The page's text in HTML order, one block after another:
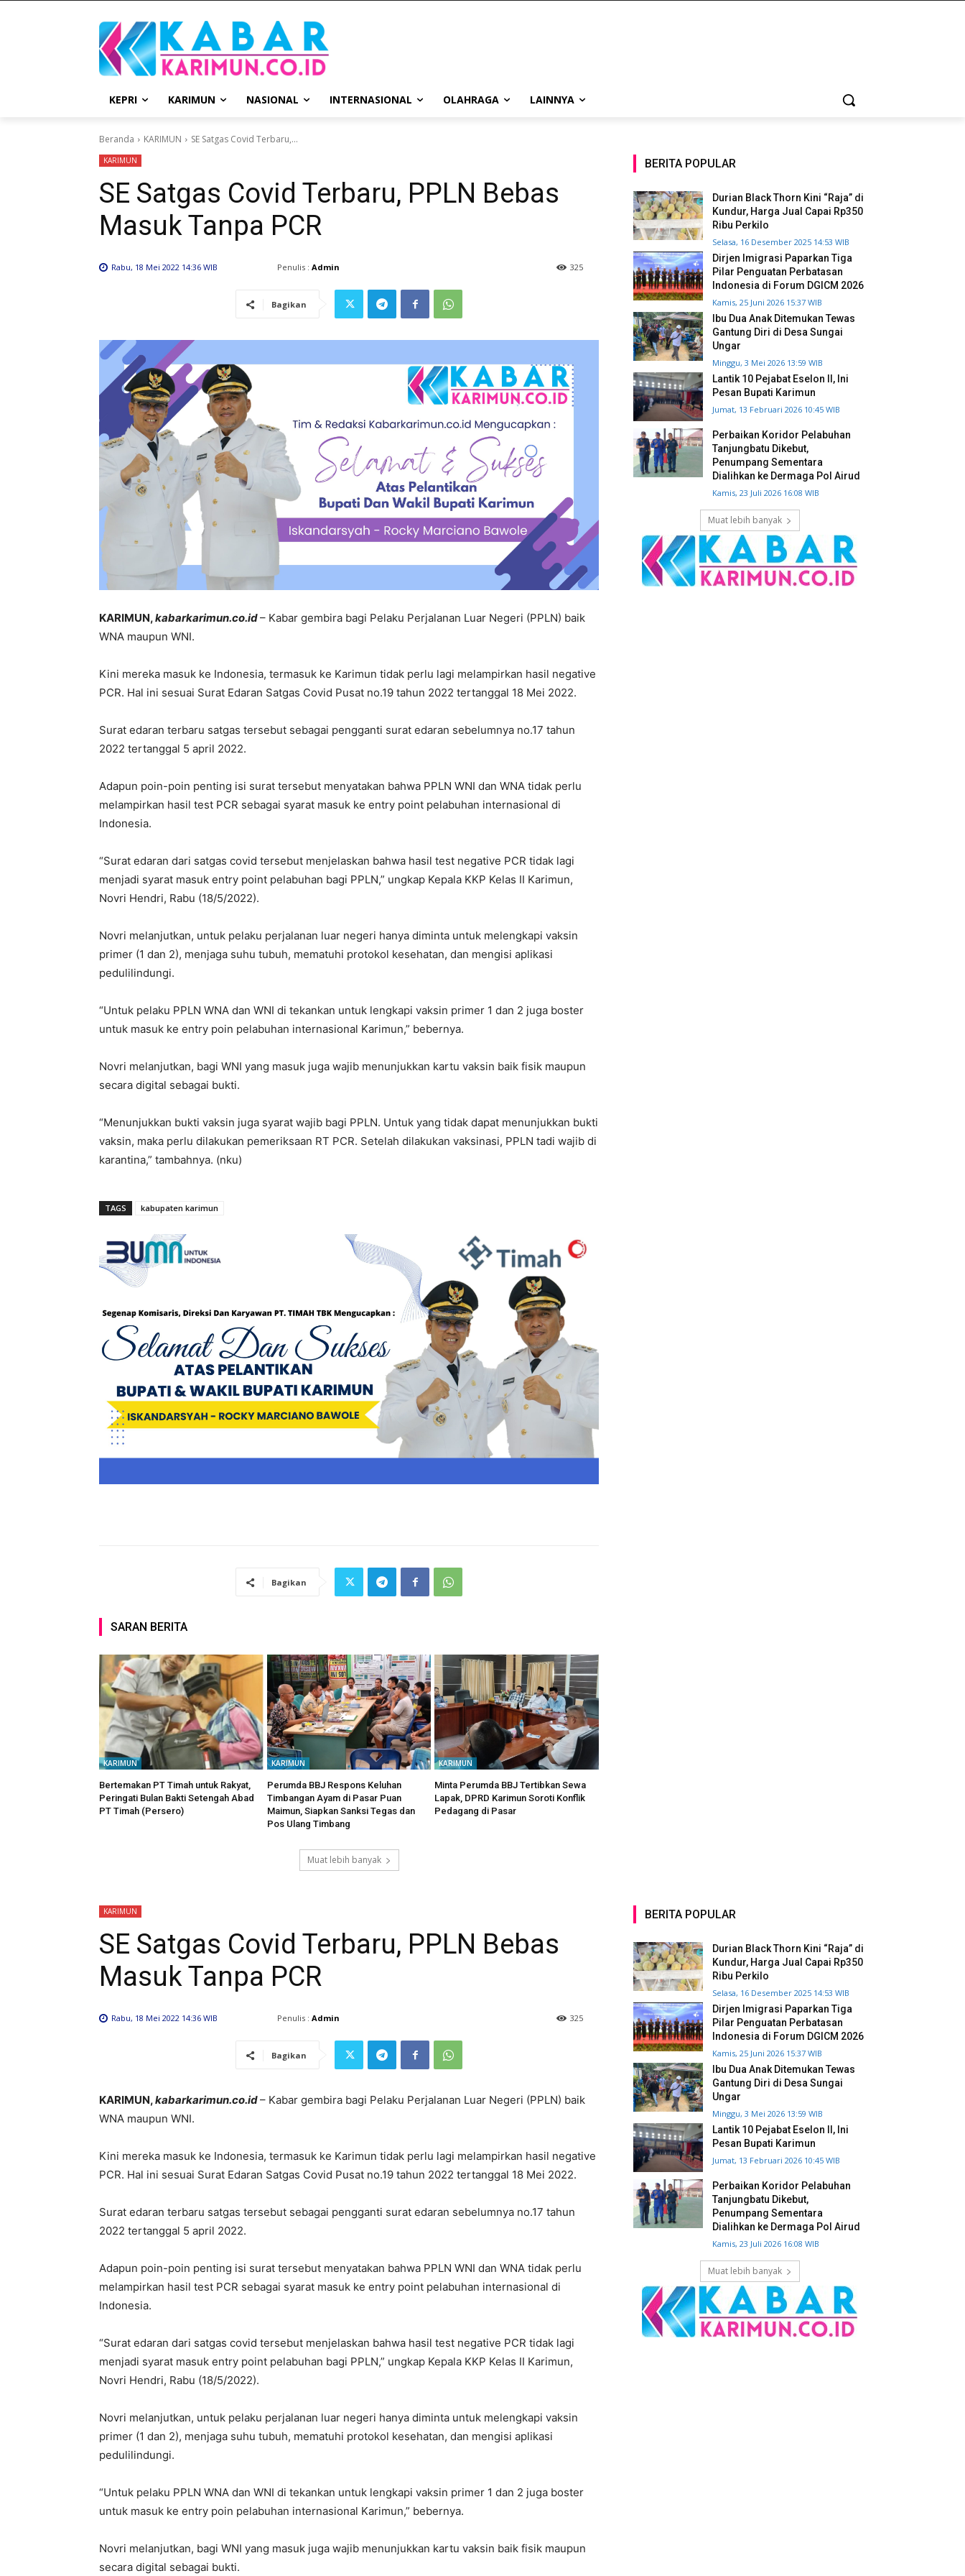
KEPRI KARIMUN NASIONAL INTERNASIONAL OLAHRAGA LAINNYA
Beranda KARIMUN SE Satgas Covid Terbaru,...
KARIMUN
SE Satgas Covid Terbaru, PPLN Bebas
Masuk Tanpa PCR
Rabu, 18 Mei 2022 14:36 WIB Penulis : Admin 325
Bagikan
KARIMUN,kabarkarimun.co.id– Kabar gembira bagi Pelaku Perjalanan Luar Negeri (PPLN) baik
WNA maupun WNI.
Kini mereka masuk ke Indonesia, termasuk ke Karimun tidak perlu lagi melampirkan hasil negative
PCR. Hal ini sesuai Surat Edaran Satgas Covid Pusat no.19 tahun 2022 tertanggal 18 Mei 2022.
Surat edaran terbaru satgas tersebut sebagai pengganti surat edaran sebelumnya no.17 tahun
2022 tertanggal 5 april 2022.
Adapun poin-poin penting isi surat tersebut menyatakan bahwa PPLN WNI dan WNA tidak perlu
melampirkan hasil test PCR sebagai syarat masuk ke entry point pelabuhan internasional di
Indonesia.
“Surat edaran dari satgas covid tersebut menjelaskan bahwa hasil test negative PCR tidak lagi
menjadi syarat masuk entry point pelabuhan bagi PPLN,” ungkap Kepala KKP Kelas II Karimun,
Novri Hendri, Rabu (18/5/2022).
Novri melanjutkan, untuk pelaku perjalanan luar negeri hanya diminta untuk melengkapi vaksin
primer (1 dan 2), menjaga suhu tubuh, mematuhi protokol kesehatan, dan mengisi aplikasi
pedulilindungi.
“Untuk pelaku PPLN WNA dan WNI di tekankan untuk lengkapi vaksin primer 1 dan 2 juga boster
untuk masuk ke entry poin pelabuhan internasional Karimun,” bebernya.
Novri melanjutkan, bagi WNI yang masuk juga wajib menunjukkan kartu vaksin baik fisik maupun
secara digital sebagai bukti.
“Menunjukkan bukti vaksin juga syarat wajib bagi PPLN. Untuk yang tidak dapat menunjukkan bukti
vaksin, maka perlu dilakukan pemeriksaan RT PCR. Setelah dilakukan vaksinasi, PPLN tadi wajib di
karantina,” tambahnya. (nku)
TAGS kabupaten karimun
Bagikan
SARAN BERITA
KARIMUN
Bertemakan PT Timah untuk Rakyat,
Peringati Bulan Bakti Setengah Abad
PT Timah (Persero)
KARIMUN
Perumda BBJ Respons Keluhan
Timbangan Ayam di Pasar Puan
Maimun, Siapkan Sanksi Tegas dan
Pos Ulang Timbang
KARIMUN
Minta Perumda BBJ Tertibkan Sewa
Lapak, DPRD Karimun Soroti Konflik
Pedagang di Pasar
Muat lebih banyak
BERITA POPULAR
Durian Black Thorn Kini “Raja” di
Kundur, Harga Jual Capai Rp350
Ribu Perkilo
Selasa, 16 Desember 2025 14:53 WIB
Dirjen Imigrasi Paparkan Tiga
Pilar Penguatan Perbatasan
Indonesia di Forum DGICM 2026
Kamis, 25 Juni 2026 15:37 WIB
Ibu Dua Anak Ditemukan Tewas
Gantung Diri di Desa Sungai
Ungar
Minggu, 3 Mei 2026 13:59 WIB
Lantik 10 Pejabat Eselon II, Ini
Pesan Bupati Karimun
Jumat, 13 Februari 2026 10:45 WIB
Perbaikan Koridor Pelabuhan
Tanjungbatu Dikebut,
Penumpang Sementara
Dialihkan ke Dermaga Pol Airud
Kamis, 23 Juli 2026 16:08 WIB
Muat lebih banyak
KARIMUN
SE Satgas Covid Terbaru, PPLN Bebas
Masuk Tanpa PCR
Rabu, 18 Mei 2022 14:36 WIB Penulis : Admin 325
Bagikan
KARIMUN,kabarkarimun.co.id– Kabar gembira bagi Pelaku Perjalanan Luar Negeri (PPLN) baik
WNA maupun WNI.
Kini mereka masuk ke Indonesia, termasuk ke Karimun tidak perlu lagi melampirkan hasil negative
PCR. Hal ini sesuai Surat Edaran Satgas Covid Pusat no.19 tahun 2022 tertanggal 18 Mei 2022.
Surat edaran terbaru satgas tersebut sebagai pengganti surat edaran sebelumnya no.17 tahun
2022 tertanggal 5 april 2022.
Adapun poin-poin penting isi surat tersebut menyatakan bahwa PPLN WNI dan WNA tidak perlu
melampirkan hasil test PCR sebagai syarat masuk ke entry point pelabuhan internasional di
Indonesia.
“Surat edaran dari satgas covid tersebut menjelaskan bahwa hasil test negative PCR tidak lagi
menjadi syarat masuk entry point pelabuhan bagi PPLN,” ungkap Kepala KKP Kelas II Karimun,
Novri Hendri, Rabu (18/5/2022).
Novri melanjutkan, untuk pelaku perjalanan luar negeri hanya diminta untuk melengkapi vaksin
primer (1 dan 2), menjaga suhu tubuh, mematuhi protokol kesehatan, dan mengisi aplikasi
pedulilindungi.
“Untuk pelaku PPLN WNA dan WNI di tekankan untuk lengkapi vaksin primer 1 dan 2 juga boster
untuk masuk ke entry poin pelabuhan internasional Karimun,” bebernya.
Novri melanjutkan, bagi WNI yang masuk juga wajib menunjukkan kartu vaksin baik fisik maupun
secara digital sebagai bukti.
BERITA POPULAR
Durian Black Thorn Kini “Raja” di
Kundur, Harga Jual Capai Rp350
Ribu Perkilo
Selasa, 16 Desember 2025 14:53 WIB
Dirjen Imigrasi Paparkan Tiga
Pilar Penguatan Perbatasan
Indonesia di Forum DGICM 2026
Kamis, 25 Juni 2026 15:37 WIB
Ibu Dua Anak Ditemukan Tewas
Gantung Diri di Desa Sungai
Ungar
Minggu, 3 Mei 2026 13:59 WIB
Lantik 10 Pejabat Eselon II, Ini
Pesan Bupati Karimun
Jumat, 13 Februari 2026 10:45 WIB
Perbaikan Koridor Pelabuhan
Tanjungbatu Dikebut,
Penumpang Sementara
Dialihkan ke Dermaga Pol Airud
Kamis, 23 Juli 2026 16:08 WIB
Muat lebih banyak